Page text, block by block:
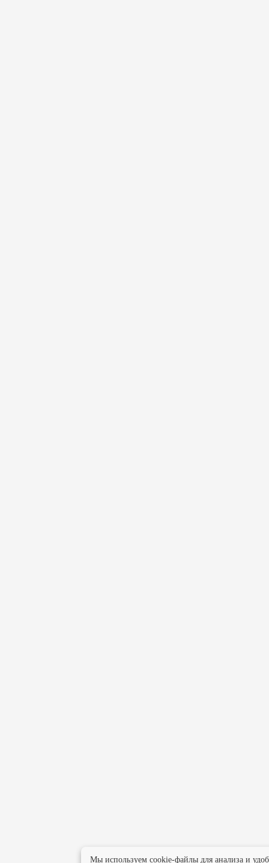
Мы используем cookie-файлы для анализа и